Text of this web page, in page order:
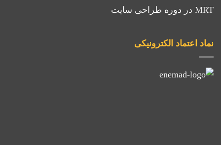
MRT در دوره طراحی سایت
نماد اعتماد الکترونیکی